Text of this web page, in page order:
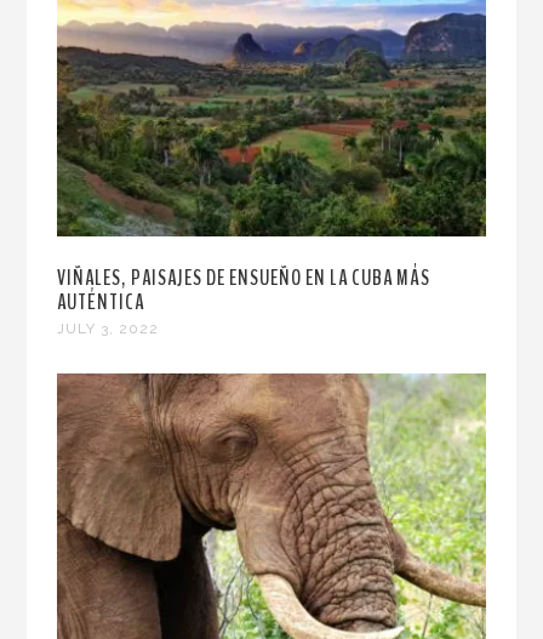
VIÑALES, PAISAJES DE ENSUEÑO EN LA CUBA MÁS
AUTÉNTICA
JULY 3, 2022